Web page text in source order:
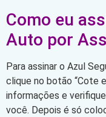
Como eu
Auto por
Para assinar o Azul
clique no botão “Cote
informações e
você. Depois é só